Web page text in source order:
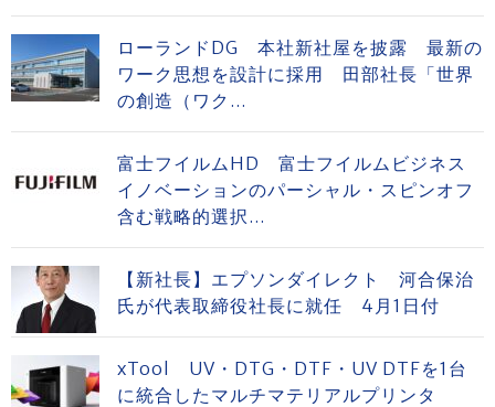
ローランドDG 本社新社屋を披露 最新の
ワーク思想を設計に採用 田部社長「世界
の創造（ワク...
富士フイルムHD 富士フイルムビジネス
イノベーションのパーシャル・スピンオフ
含む戦略的選択...
【新社長】エプソンダイレクト 河合保治
氏が代表取締役社長に就任 4月1日付
xTool UV・DTG・DTF・UV DTFを1台
に統合したマルチマテリアルプリンタ